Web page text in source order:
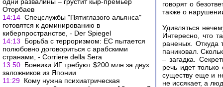
Оторбаев
14:14 Спецслужбы "Пятиглазого альянса"
готовятся к доминированию в
киберпространстве, - Der Spiegel
14:13
Борьба с терроризмом: ЕС пытается
полюбовно договориться с арабскими
странами, - Corriere della Sera
13:50 Боевики ИГ требуют $200 млн за двух
заложников из Японии
11:29 Кому нужна психиатрическая
говорят о
также о
Удивляться
Интересно, что
раненых. Откуда
паниковал.
– загадка.
речь идет
существу еще и
не иссякает, а